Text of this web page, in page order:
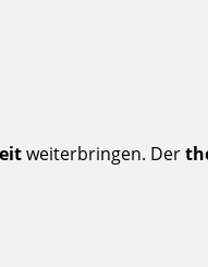
weiterbringen. Der